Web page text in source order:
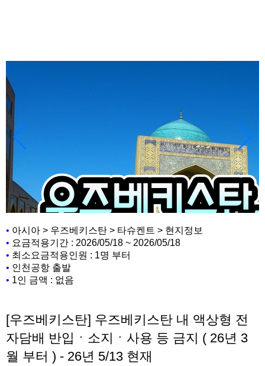
• 아시아 > 우즈베키스탄 > 타슈켄트 > 현지정보
• 요금적용기간 : 2026/05/18 ~ 2026/05/18
• 최소요금적용인원 : 1명 부터
• 인천공항 출발
• 1인 금액 : 없음
[우즈베키스탄] 우즈베키스탄 내 액상형 전
자담배 반입ㆍ소지ㆍ사용 등 금지 ( 26년 3
월 부터 ) - 26년 5/13 현재